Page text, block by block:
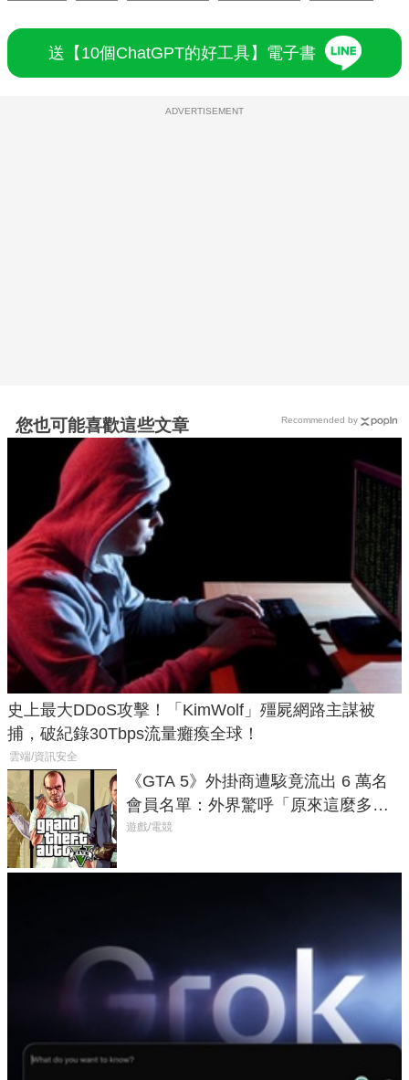
送【10個ChatGPT的好工具】電子書
ADVERTISEMENT
您也可能喜歡這些文章
史上最大DDoS攻擊！「KimWolf」殭屍網路主謀被
捕，破紀錄30Tbps流量癱瘓全球！
雲端/資訊安全
《GTA 5》外掛商遭駭竟流出 6 萬名
會員名單：外界驚呼「原來這麼多人
在開掛！」
遊戲/電競
Recommended by